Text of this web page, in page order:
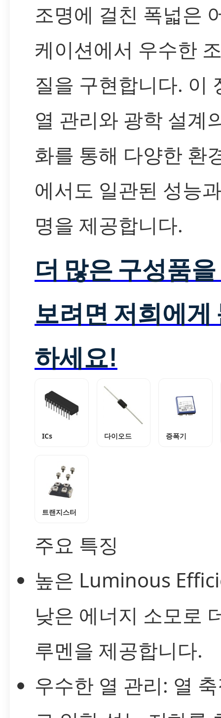
조명에 걸친 폭넓은
케이션에서 우수한
질을 구현합니다. 이
열 관리와 광학 설계
화를 통해 다양한 환
에서도 일관된 성능
명을 제공합니다.
더 많은 구성품
보려면 저희에게
하세요!
ICs 다이오드 증폭기
트랜지스터
주요 특징
높은 Luminous
낮은 에너지 소모로
루멘을 제공합니다.
우수한 열 관리: 열